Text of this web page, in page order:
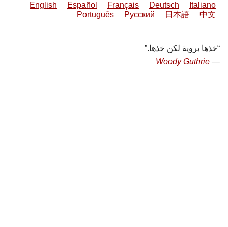
English Español Français Deutsch
Italiano
Português
Русский 日本語 中文
خذها بروية لكن خذها.
Woody Guthrie